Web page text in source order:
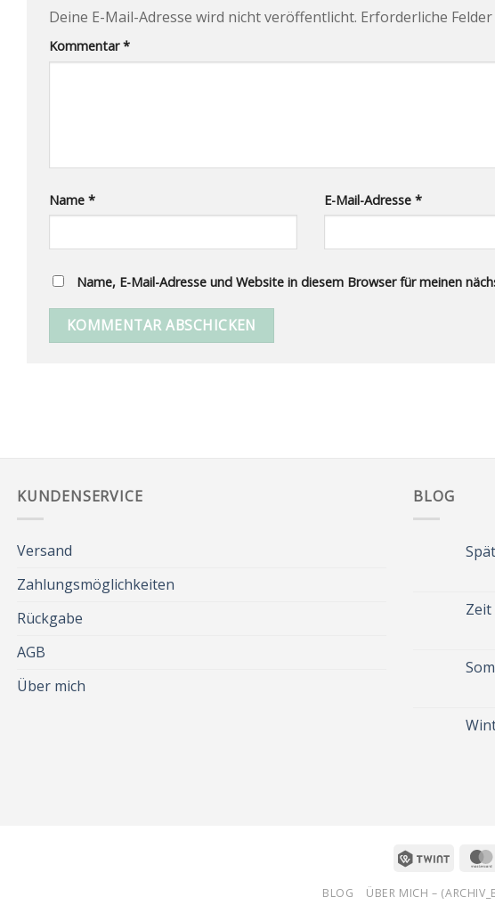
Deine E-Mail-Adresse wird nicht veröffentlicht. Erforderliche
Kommentar*
Name * E-Mail-Adresse*
Name, E-Mail-Adresse und Website in diesem Browser für meinen
Alternative:
KUNDENSERVICE
Versand
Zahlungsmöglichkeiten
Rückgabe
AGB
Über mich
BLOG
&
Zeit
für
&
Twint
BLOG ÜBER MICH –